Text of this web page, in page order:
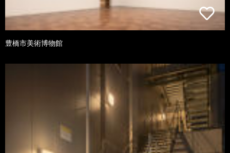
豊橋市美術博物館